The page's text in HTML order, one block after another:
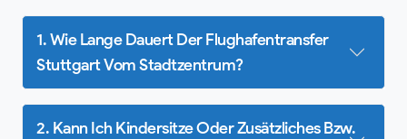
1. Wie Lange Dauert Der Flughafentransfer
Stuttgart Vom Stadtzentrum?
2. Kann Ich Kindersitze Oder Zusätzliches Bzw.